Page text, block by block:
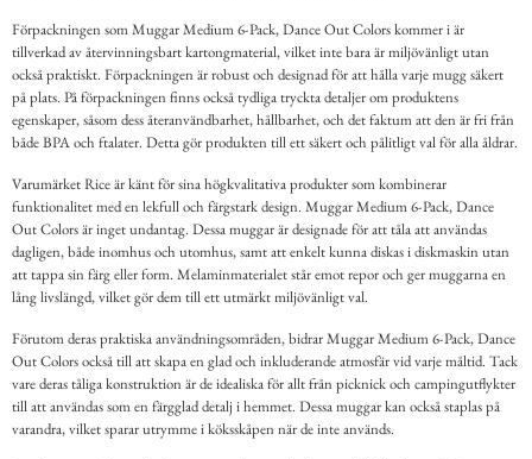
Förpackningen som Muggar Medium 6-Pack, Dance Out Colors kommer i är
tillverkad av återvinningsbart kartongmaterial, vilket inte bara är miljövänligt utan
också praktiskt. Förpackningen är robust och designad för att hålla varje mugg säkert
på plats. På förpackningen finns också tydliga tryckta detaljer om produktens
egenskaper, såsom dess återanvändbarhet, hållbarhet, och det faktum att den är fri från
både BPA och ftalater. Detta gör produkten till ett säkert och pålitligt val för alla åldrar.
Varumärket Rice är känt för sina högkvalitativa produkter som kombinerar
funktionalitet med en lekfull och färgstark design. Muggar Medium 6-Pack, Dance
Out Colors är inget undantag. Dessa muggar är designade för att tåla att användas
dagligen, både inomhus och utomhus, samt att enkelt kunna diskas i diskmaskin utan
att tappa sin färg eller form. Melaminmaterialet står emot repor och ger muggarna en
lång livslängd, vilket gör dem till ett utmärkt miljövänligt val.
Förutom deras praktiska användningsområden, bidrar Muggar Medium 6-Pack, Dance
Out Colors också till att skapa en glad och inkluderande atmosfär vid varje måltid. Tack
vare deras tåliga konstruktion är de idealiska för allt från picknick och campingutflykter
till att användas som en färgglad detalj i hemmet. Dessa muggar kan också staplas på
varandra, vilket sparar utrymme i köksskåpen när de inte används.